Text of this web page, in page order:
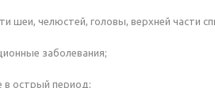
шеи, челюстей, головы, верхней части
заболевания;
в острый период;